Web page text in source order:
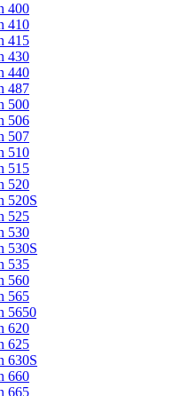
400
410
415
430
440
487
500
506
507
510
515
520
520S
525
530
530S
535
560
565
5650
620
625
630S
660
665